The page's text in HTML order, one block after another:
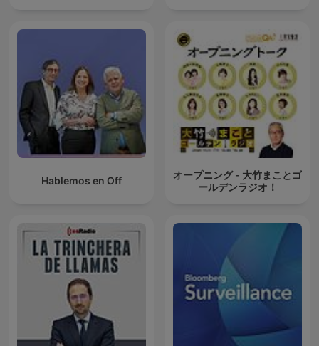
Hablemos en Off
オープニング - 大竹まことゴ
ールデンラジオ！